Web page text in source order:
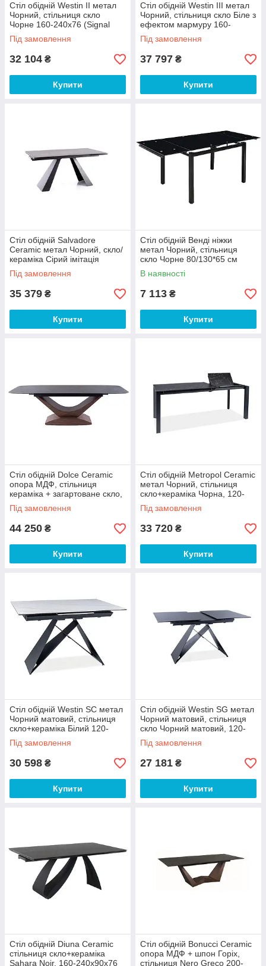
Стіл обідній Westin II метал
Чорний, стільниця скло
Чорне 160-240х76 (Signal
ТМ)
Під замовлення
32 104 ₴
Купити
Стіл обідній Westin III метал
Чорний, стільниця скло Біле з
ефектом мармуру 160-
240х90 (Signal ТМ)
Під замовлення
37 797 ₴
Купити
Стіл обідній Salvadore
Ceramic метал Чорний, скло/
кераміка Сірий імітація
мармуру 160-240х90
(SignalTM)
Під замовлення
35 379 ₴
Купити
Стіл обідній Венді ніжки
метал Чорний, стільниця
скло Чорне 80/130*65 см
(Мікс-Мебель ТМ)
В наявності
7 113 ₴
Купити
Стіл обідній Dolce Ceramic
опора МДФ, стільниця
кераміка + загартоване скло,
180-240х95х76 см (Signal
ТМ)
Під замовлення
44 250 ₴
Купити
Стіл обідній Metropol Ceramic
метал Чорний, стільниця
скло+кераміка Чорна, 120-
180х80х76 см (Signal ТМ)
Під замовлення
33 720 ₴
Купити
Стіл обідній Westin SC метал
Чорний матовий, стільниця
скло+кераміка Білий 120-
160х80х76 см (Signal ТМ)
Під замовлення
30 598 ₴
Купити
Стіл обідній Westin SG метал
Чорний матовий, стільниця
скло Чорний матовий, 120-
160х80х76 см (Signal ТМ)
Під замовлення
27 181 ₴
Купити
Стіл обідній Diuna Ceramic
стільниця скло+кераміка
Sahara Noir, 160-240х90х76
Стіл обідній Bonucci Ceramic
опора МДФ + шпон Горіх,
стільниця Nero Greco 200-